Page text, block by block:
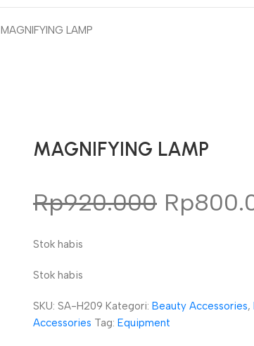
MAGNIFYING LAMP
MAGNIFYING LAMP
Rp920.000 Rp
Stok habis
Stok habis
SKU: SA-H209 Kategori: Beauty Accessories,
Accessories Tag: Equipment